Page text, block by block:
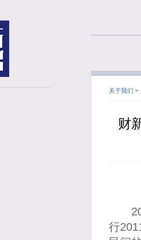
关于我们 >
财
行